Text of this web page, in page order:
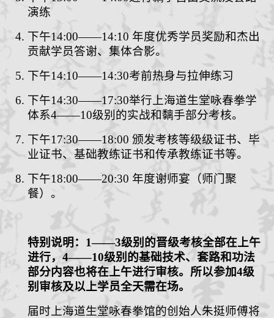
演练
下午14:00——14:10 年度优秀学员奖励和杰出
贡献学员答谢、集体合影。
下午14:10——14:30考前热身与拉伸练习
下午14:30——17:30举行 上海道生堂咏春拳学
体系4——10级别的实战和黐手部分考核。
下午17:30——18:00 颁发考核等级级证书、毕
业证书、基础教练证书和传承教练证书等。
下午18:00——20:30 年度谢师宴（师门聚
餐）。
特别说明： 1——3级别的晋级考核全部在上午
进行， 4——10级别的基础技术、套路和功法
部分内容也将在上午进行审核。 所以参加4级
别审核及以上学员全天需在场。
届时上海道生堂咏春拳馆的创始人朱挺师傅将